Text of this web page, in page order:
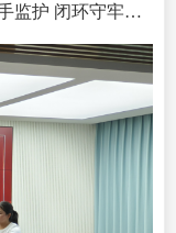
新站高新区七里塘社区：党建引领携手监护 闭环守牢安全底线